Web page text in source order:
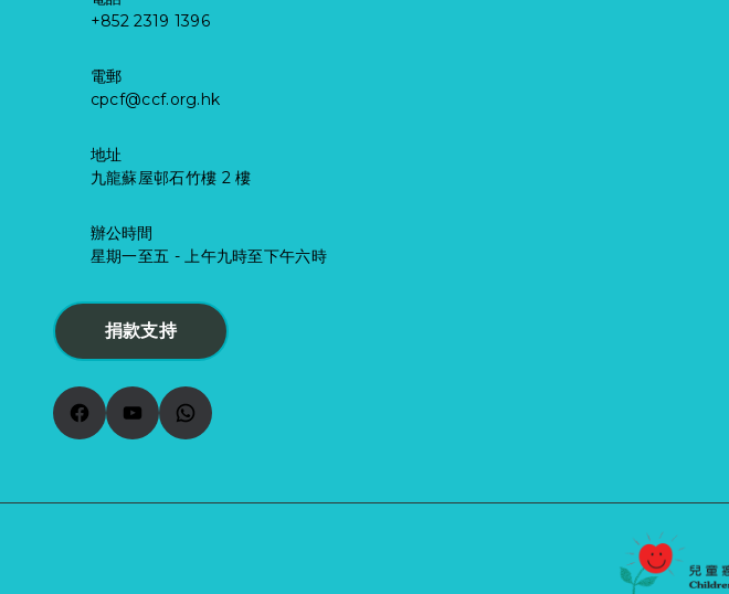
+852 2319 1396
電郵
cpcf@ccf.org.hk
地址
九龍蘇屋邨石竹樓 2 樓
辦公時間
星期一至五 - 上午九時至下午六時
捐款支持
FacebookYouTubeWhatsApp